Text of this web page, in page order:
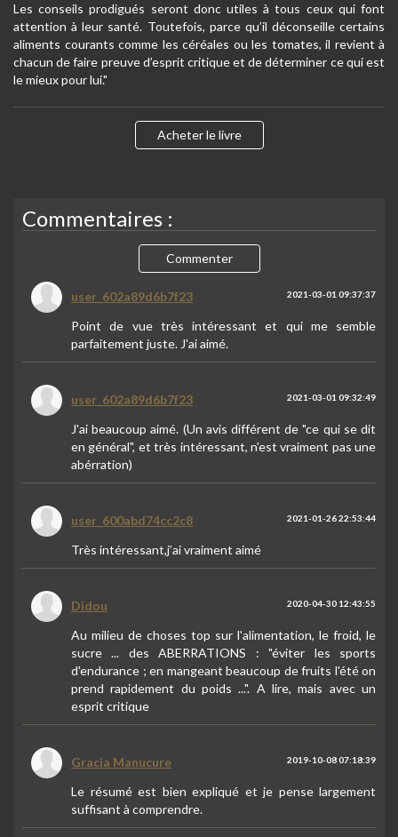
Les conseils prodigués seront donc utiles à tous ceux qui font
attention à leur santé. Toutefois, parce qu’il déconseille certains
aliments courants comme les céréales ou les tomates, il revient à
chacun de faire preuve d’esprit critique et de déterminer ce qui est
le mieux pour lui."
Acheter le livre
Commentaires :
Commenter
user_602a89d6b7f23 2021-03-01 09:37:37
Point de vue très intéressant et qui me semble
parfaitement juste. J'ai aimé.
user_602a89d6b7f23 2021-03-01 09:32:49
J'ai beaucoup aimé. (Un avis différent de "ce qui se dit
en général", et très intéressant, n'est vraiment pas une
abérration)
user_600abd74cc2c8 2021-01-26 22:53:44
Très intéressant,j’ai vraiment aimé
Didou 2020-04-30 12:43:55
Au milieu de choses top sur l'alimentation, le froid, le
sucre ... des ABERRATIONS : "éviter les sports
d'endurance ; en mangeant beaucoup de fruits l'été on
prend rapidement du poids ...". A lire, mais avec un
esprit critique
Gracia Manucure 2019-10-08 07:18:39
Le résumé est bien expliqué et je pense largement
suffisant à comprendre.